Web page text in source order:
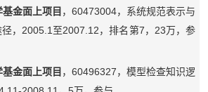
金面上项目 ，60473004，系统规范表示与
， 2005.1 至2007.12 ，排名第7 ， 23 万，参
金面上项目 ，60496327 ，模型检查知识逻